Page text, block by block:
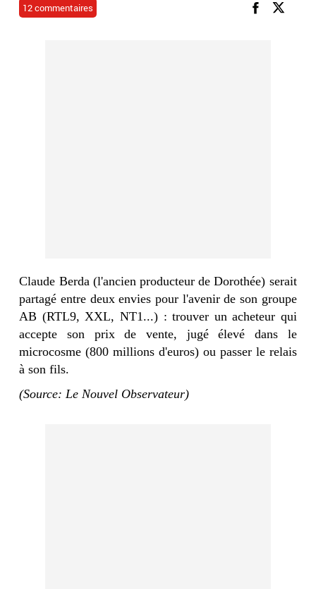
12 commentaires
Claude Berda (l'ancien producteur de Dorothée) serait
partagé entre deux envies pour l'avenir de son groupe
AB (RTL9, XXL, NT1...) : trouver un acheteur qui
accepte son prix de vente, jugé élevé dans le
microcosme (800 millions d'euros) ou passer le relais
à son fils.
(Source: Le Nouvel Observateur)